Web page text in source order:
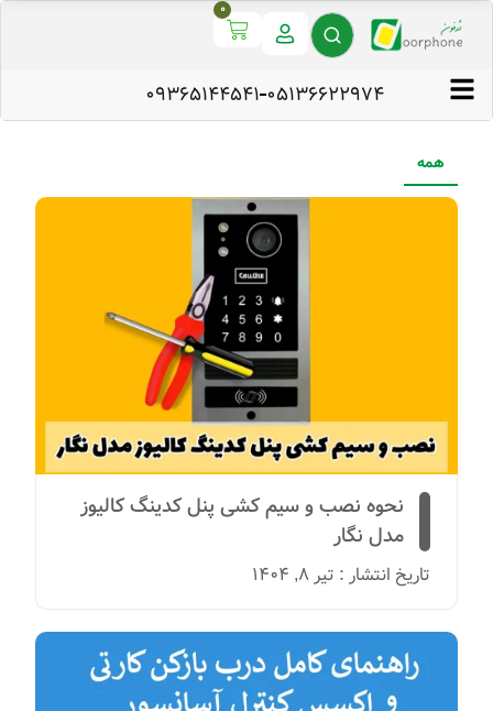
0
۰۵۱۳۶۶۲۲۹۷۴ 09365144541
همه
نحوه نصب و سیم کشی پنل کدینگ کالیوز
مدل نگار
تاریخ انتشار : تیر 8, 1404